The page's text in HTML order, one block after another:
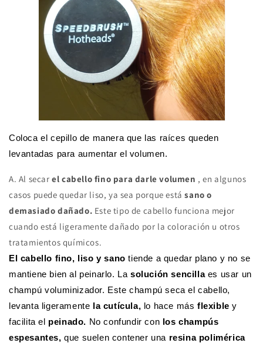
Coloca el cepillo de manera que las raíces queden
levantadas para aumentar el volumen.
A. Al secarel cabello fino para darle volumen , en algunos
casos puede quedar liso, ya sea porque estásano o
demasiado dañado. Este tipo de cabello funciona mejor
cuando está ligeramente dañado por la coloración u otros
tratamientos químicos.
El cabello fino, liso y sano tiende a quedar plano y no se
mantiene bien al peinarlo. Lasolución sencillaes usar un
champú voluminizador. Este champú seca el cabello,
levanta ligeramente la cutícula, lo hace másflexible y
facilita el peinado. No confundir con los champús
espesantes, que suelen contener una resina polimérica